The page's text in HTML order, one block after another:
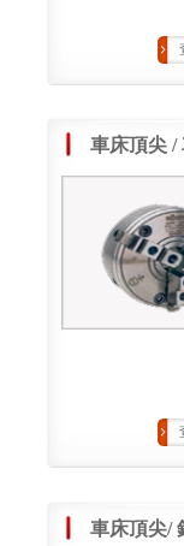
車床頂尖 /
車床頂尖/